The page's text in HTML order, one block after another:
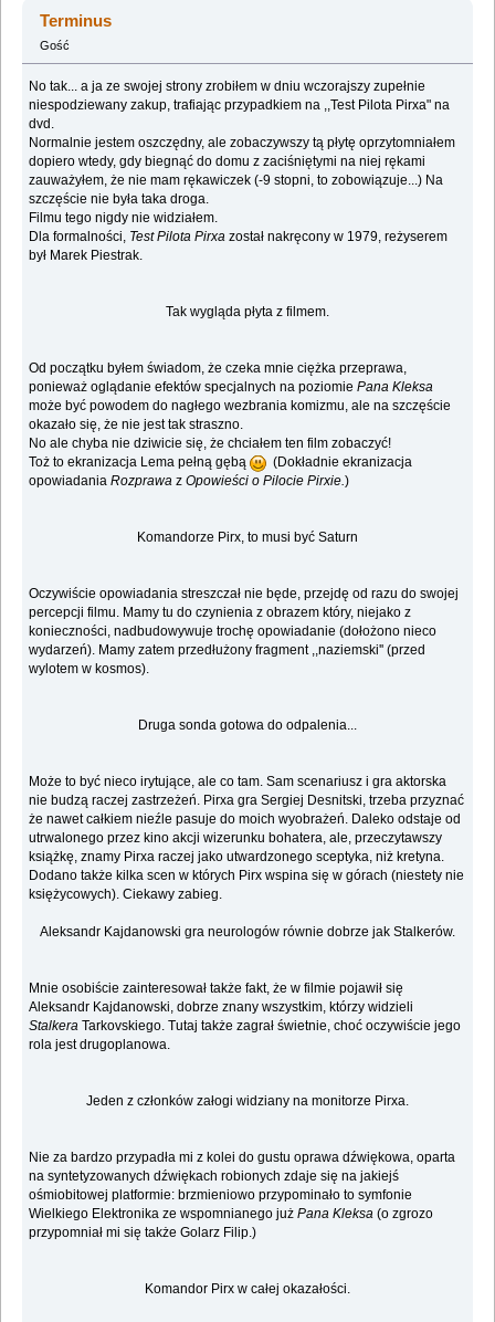
Terminus
Gość
No tak... a ja ze swojej strony zrobiłem w dniu wczorajszy zupełnie
niespodziewany zakup, trafiając przypadkiem na ,,Test Pilota Pirxa" na
dvd.
Normalnie jestem oszczędny, ale zobaczywszy tą płytę oprzytomniałem
dopiero wtedy, gdy biegnąć do domu z zaciśniętymi na niej rękami
zauważyłem, że nie mam rękawiczek (-9 stopni, to zobowiązuje...) Na
szczęście nie była taka droga.
Filmu tego nigdy nie widziałem.
Dla formalności, Test Pilota Pirxazostał nakręcony w 1979, reżyserem
był Marek Piestrak.
Tak wygląda płyta z filmem.
Od początku byłem świadom, że czeka mnie ciężka przeprawa,
ponieważ oglądanie efektów specjalnych na poziomiePana Kleksa
może być powodem do nagłego wezbrania komizmu, ale na szczęście
okazało się, że nie jest tak straszno.
No ale chyba nie dziwicie się, że chciałem ten film zobaczyć!
Toż to ekranizacja Lema pełną gębą
(Dokładnie ekranizacja
opowiadaniaRozprawa zOpowieści o Pilocie Pirxie.)
Komandorze Pirx, to musi być Saturn
Oczywiście opowiadania streszczał nie będe, przejdę od razu do swojej
percepcji filmu. Mamy tu do czynienia z obrazem który, niejako z
konieczności, nadbudowywuje trochę opowiadanie (dołożono nieco
wydarzeń). Mamy zatem przedłużony fragment ,,naziemski'' (przed
wylotem w kosmos).
Druga sonda gotowa do odpalenia...
Może to być nieco irytujące, ale co tam. Sam scenariusz i gra aktorska
nie budzą raczej zastrzeżeń. Pirxa gra Sergiej Desnitski, trzeba przyznać
że nawet całkiem nieźle pasuje do moich wyobrażeń. Daleko odstaje od
utrwalonego przez kino akcji wizerunku bohatera, ale, przeczytawszy
książkę, znamy Pirxa raczej jako utwardzonego sceptyka, niż kretyna.
Dodano także kilka scen w których Pirx wspina się w górach (niestety nie
księżycowych). Ciekawy zabieg.
Aleksandr Kajdanowski gra neurologów równie dobrze jak Stalkerów.
Mnie osobiście zainteresował także fakt, że w filmie pojawił się
Aleksandr Kajdanowski, dobrze znany wszystkim, którzy widzieli
StalkeraTarkovskiego. Tutaj także zagrał świetnie, choć oczywiście jego
rola jest drugoplanowa.
Jeden z członków załogi widziany na monitorze Pirxa.
Nie za bardzo przypadła mi z kolei do gustu oprawa dźwiękowa, oparta
na syntetyzowanych dźwiękach robionych zdaje się na jakiejś
ośmiobitowej platformie: brzmieniowo przypominało to symfonie
Wielkiego Elektronika ze wspomnianego jużPana Kleksa(o zgrozo
przypomniał mi się także Golarz Filip.)
Komandor Pirx w całej okazałości.